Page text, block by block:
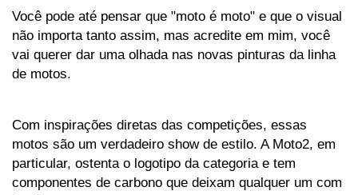
Você pode até pensar que "moto é moto" e que o visual
não importa tanto assim, mas acredite em mim, você
vai querer dar uma olhada nas novas pinturas da linha
de motos.
Com inspirações diretas das competições, essas
motos são um verdadeiro show de estilo. A Moto2, em
particular, ostenta o logotipo da categoria e tem
componentes de carbono que deixam qualquer um com